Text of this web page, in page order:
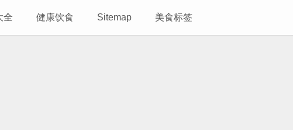
全 健康饮食 Sitemap 美食标签